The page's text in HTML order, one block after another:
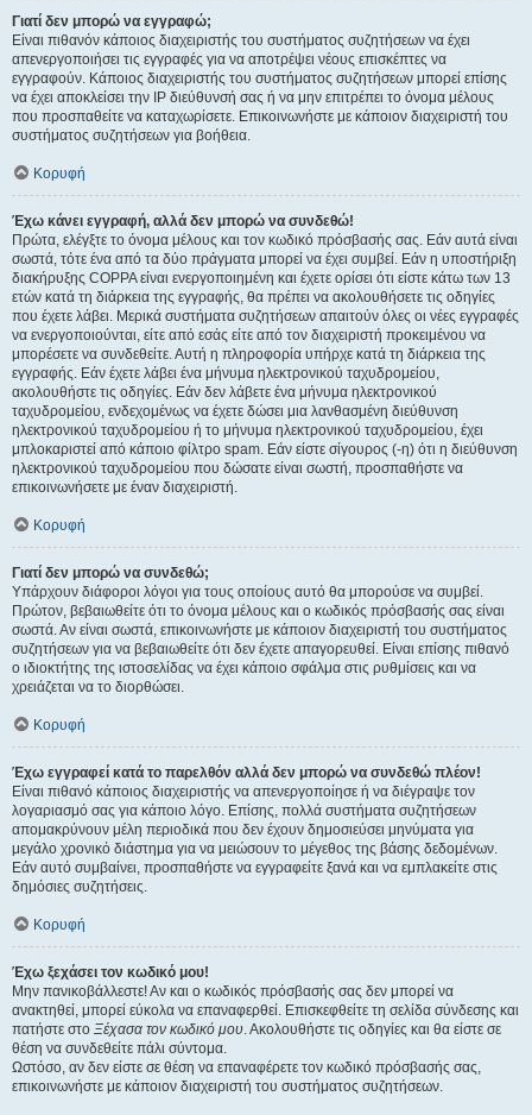
Γιατί δεν μπορώ να εγγραφώ;
Είναι πιθανόν κάποιος διαχειριστής του συστήματος συζητήσεων να έχει
απενεργοποιήσει τις εγγραφές για να αποτρέψει νέους επισκέπτες να
εγγραφούν. Κάποιος διαχειριστής του συστήματος συζητήσεων μπορεί επίσης
να έχει αποκλείσει την IP διεύθυνσή σας ή να μην επιτρέπει το όνομα μέλους
που προσπαθείτε να καταχωρίσετε. Επικοινωνήστε με κάποιον διαχειριστή του
συστήματος συζητήσεων για βοήθεια.
Κορυφή
Έχω κάνει εγγραφή, αλλά δεν μπορώ να συνδεθώ!
Πρώτα, ελέγξτε το όνομα μέλους και τον κωδικό πρόσβασής σας. Εάν αυτά είναι
σωστά, τότε ένα από τα δύο πράγματα μπορεί να έχει συμβεί. Εάν η υποστήριξη
διακήρυξης COPPA είναι ενεργοποιημένη και έχετε ορίσει ότι είστε κάτω των 13
ετών κατά τη διάρκεια της εγγραφής, θα πρέπει να ακολουθήσετε τις οδηγίες
που έχετε λάβει. Μερικά συστήματα συζητήσεων απαιτούν όλες οι νέες εγγραφές
να ενεργοποιούνται, είτε από εσάς είτε από τον διαχειριστή προκειμένου να
μπορέσετε να συνδεθείτε. Αυτή η πληροφορία υπήρχε κατά τη διάρκεια της
εγγραφής. Εάν έχετε λάβει ένα μήνυμα ηλεκτρονικού ταχυδρομείου,
ακολουθήστε τις οδηγίες. Εάν δεν λάβετε ένα μήνυμα ηλεκτρονικού
ταχυδρομείου, ενδεχομένως να έχετε δώσει μια λανθασμένη διεύθυνση
ηλεκτρονικού ταχυδρομείου ή το μήνυμα ηλεκτρονικού ταχυδρομείου, έχει
μπλοκαριστεί από κάποιο φίλτρο spam. Εάν είστε σίγουρος (-η) ότι η διεύθυνση
ηλεκτρονικού ταχυδρομείου που δώσατε είναι σωστή, προσπαθήστε να
επικοινωνήσετε με έναν διαχειριστή.
Κορυφή
Γιατί δεν μπορώ να συνδεθώ;
Υπάρχουν διάφοροι λόγοι για τους οποίους αυτό θα μπορούσε να συμβεί.
Πρώτον, βεβαιωθείτε ότι το όνομα μέλους και ο κωδικός πρόσβασής σας είναι
σωστά. Αν είναι σωστά, επικοινωνήστε με κάποιον διαχειριστή του συστήματος
συζητήσεων για να βεβαιωθείτε ότι δεν έχετε απαγορευθεί. Είναι επίσης πιθανό
ο ιδιοκτήτης της ιστοσελίδας να έχει κάποιο σφάλμα στις ρυθμίσεις και να
χρειάζεται να το διορθώσει.
Κορυφή
Έχω εγγραφεί κατά το παρελθόν αλλά δεν μπορώ να συνδεθώ πλέον!
Είναι πιθανό κάποιος διαχειριστής να απενεργοποίησε ή να διέγραψε τον
λογαριασμό σας για κάποιο λόγο. Επίσης, πολλά συστήματα συζητήσεων
απομακρύνουν μέλη περιοδικά που δεν έχουν δημοσιεύσει μηνύματα για
μεγάλο χρονικό διάστημα για να μειώσουν το μέγεθος της βάσης δεδομένων.
Εάν αυτό συμβαίνει, προσπαθήστε να εγγραφείτε ξανά και να εμπλακείτε στις
δημόσιες συζητήσεις.
Κορυφή
Έχω ξεχάσει τον κωδικό μου!
Μην πανικοβάλλεστε! Αν και ο κωδικός πρόσβασής σας δεν μπορεί να
ανακτηθεί, μπορεί εύκολα να επαναφερθεί. Επισκεφθείτε τη σελίδα σύνδεσης και
πατήστε στο Ξέχασα τον κωδικό μου. Ακολουθήστε τις οδηγίες και θα είστε σε
θέση να συνδεθείτε πάλι σύντομα.
Ωστόσο, αν δεν είστε σε θέση να επαναφέρετε τον κωδικό πρόσβασής σας,
επικοινωνήστε με κάποιον διαχειριστή του συστήματος συζητήσεων.